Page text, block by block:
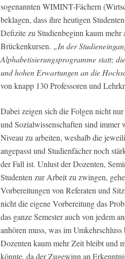
sogenannten WIMINT-Fächern
beklagen, dass ihre heutigen
Defizite zu Studienbeginn kaum
Brückenkursen. „In der
Alphabetisierungsprogramme statt;
und hohen Erwartungen an die
von knapp 130 Professoren und
Dabei zeigen sich die Folgen nicht
und Sozialwissenschaften sind immer
Niveau zu arbeiten, weshalb die
angepasst und Studienfächer noch
der Fall ist. Unlust der Dozenten,
Studenten zur Arbeit zu zwingen,
Vorbereitungen von Referaten und
nicht die eigene Vorbereitung das
das ganze Semester auch von jedem
anhören muss, was im
Dozenten kaum mehr Zeit bleibt und
könnte, da der Zugewinn an